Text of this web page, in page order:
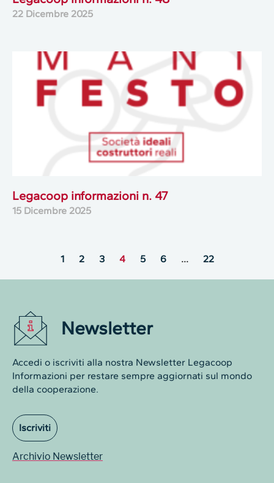
22 Dicembre 2025
Legacoop informazioni n. 47
15 Dicembre 2025
1 2 3 4 5 6 … 22
Newsletter
Accedi o iscriviti alla nostra Newsletter Legacoop
Informazioni per restare sempre aggiornati sul mondo
della cooperazione.
Iscriviti
Archivio Newsletter